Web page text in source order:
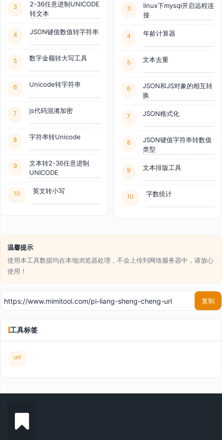
3
2-36任意进制UNICODE
转文本
4 JSON键值数值转字符串
5 数字金额转大写工具
6 Unicode转字符串
7 js代码混淆加密
8 字符串转Unicode
9
文本转2-36任意进制
UNICODE
10 英文转小写
3
linux下mysql开启远程连
接
4 年龄计算器
5 文本去重
6
JSON和JS对象的相互转
换
7 JSON格式化
8
JSON键值字符串转数值
类型
9 文本排版工具
10 字数统计
温馨提示
使用本工具数据均在本地浏览器处理，不会上传到网络服务器中，请放心
使用！
复制
工具标签
url